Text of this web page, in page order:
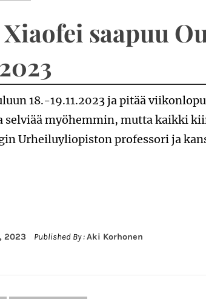
saapuu
18.-19.11.2023 ja pitää
selviää myöhemmin, mutta kaikki
Urheiluyliopiston professori ja
2023 Published By :Aki Korhonen